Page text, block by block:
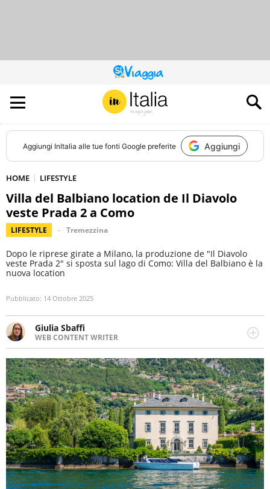
QUESTO
SITO
CONTRIBUISCE
ALL’AUDIENCE
DI
Aggiungi InItalia alle tue fonti Google preferite Aggiungi
HOME LIFESTYLE
Villa del Balbiano location de Il Diavolo
veste Prada 2 a Como
LIFESTYLE Tremezzina
Dopo le riprese girate a Milano, la produzione de "Il Diavolo
veste Prada 2" si sposta sul lago di Como: Villa del Balbiano è la
nuova location
Pubblicato: 14 Ottobre 2025
Giulia Sbaffi
WEB CONTENT WRITER
Web content writer appassionata di belle storie e di
viaggi, scrive da quando ne ha memoria. Curiosa per
natura, le piace tenersi informata su ciò che accade
intorno a lei.